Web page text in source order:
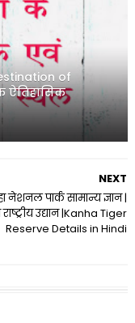
of
ऐतिहासिक
NEXT
नेशनल पार्क सामान्य ज्ञान |
राष्ट्रीय उद्यान |Kanha Tiger
Reserve Details in Hindi